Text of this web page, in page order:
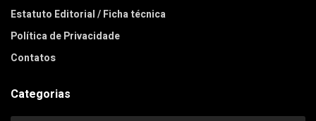
Estatuto Editorial / Ficha técnica
Política de Privacidade
Contatos
Categorias